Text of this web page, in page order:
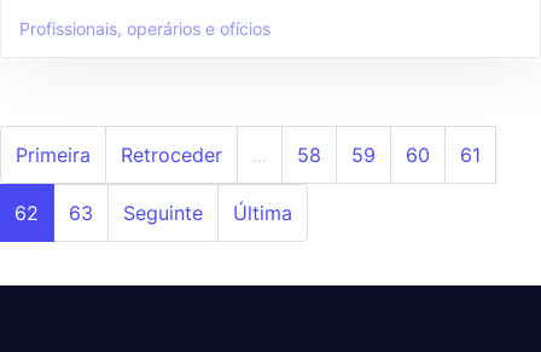
Profissionais, operários e ofícios
Primeira Retroceder ... 58 59 60 61
62 63 Seguinte Última